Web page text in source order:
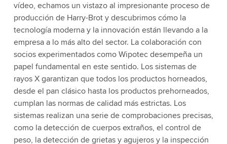
vídeo, echamos un vistazo al impresionante proceso de
producción de Harry-Brot y descubrimos cómo la
tecnología moderna y la innovación están llevando a la
empresa a lo más alto del sector. La colaboración con
socios experimentados como Wipotec desempeña un
papel fundamental en este sentido. Los sistemas de
rayos X garantizan que todos los productos horneados,
desde el pan clásico hasta los productos prehorneados,
cumplan las normas de calidad más estrictas. Los
sistemas realizan una serie de comprobaciones precisas,
como la detección de cuerpos extraños, el control de
peso, la detección de grietas y agujeros y la inspección